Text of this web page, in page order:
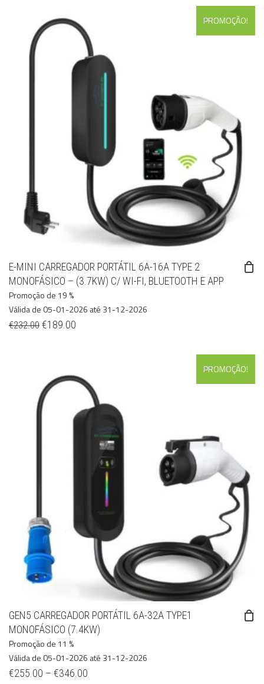
PROMOÇÃO!
E-MINI CARREGADOR PORTÁTIL 6A-16A TYPE 2
MONOFÁSICO – (3.7KW) C/ WI-FI, BLUETOOTH E APP
Promoção de 19 %
Válida de 05-01-2026 até 31-12-2026
€232.00 €189.00
PROMOÇÃO!
GEN5 CARREGADOR PORTÁTIL 6A-32A TYPE1
MONOFÁSICO (7.4KW)
Promoção de 11 %
Válida de 05-01-2026 até 31-12-2026
€255.00 – €346.00